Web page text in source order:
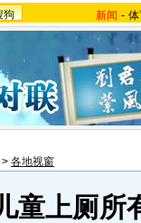
狗 新闻 -
> 各地视窗
童上厕所